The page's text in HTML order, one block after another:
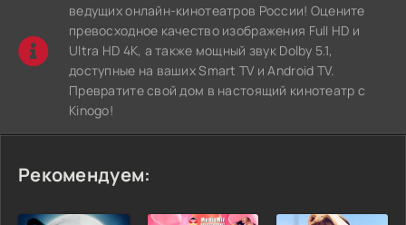
ведущих онлайн-кинотеатров России! Оцените
превосходное качество изображения Full HD и
Ultra HD 4K, а также мощный звук Dolby 5.1,
доступные на ваших Smart TV и Android TV.
Превратите свой дом в настоящий кинотеатр с
Kinogo!
Рекомендуем: